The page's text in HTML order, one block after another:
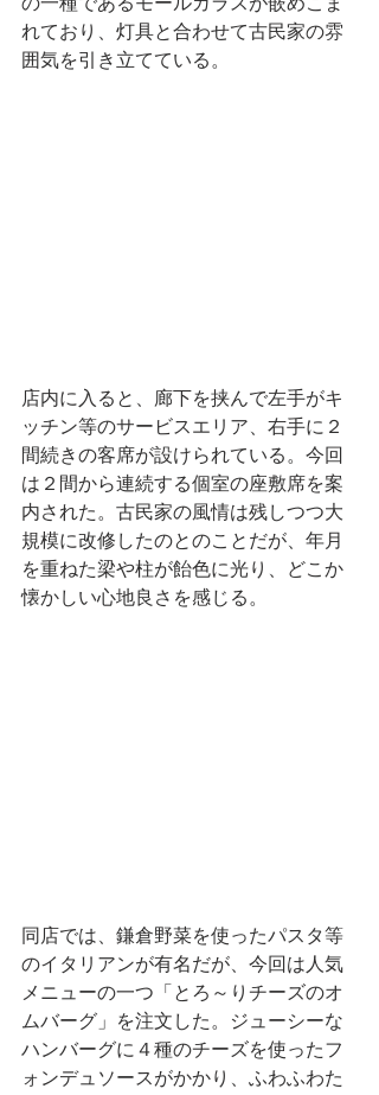
れており、灯具と合わせて古民家の雰
囲気を引き立てている。
店内に入ると、廊下を挟んで左手がキ
ッチン等のサービスエリア、右手に２
間続きの客席が設けられている。今回
は２間から連続する個室の座敷席を案
内された。古民家の風情は残しつつ大
規模に改修したのとのことだが、年月
を重ねた梁や柱が飴色に光り、どこか
懐かしい心地良さを感じる。
同店では、鎌倉野菜を使ったパスタ等
のイタリアンが有名だが、今回は人気
メニューの一つ「とろ～りチーズのオ
ムバーグ」を注文した。ジューシーな
ハンバーグに４種のチーズを使ったフ
ォンデュソースがかかり、ふわふわた